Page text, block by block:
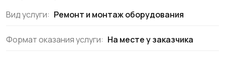
Вид услуги: Ремонт и монтаж оборудования
Формат оказания услуги: На месте у заказчика